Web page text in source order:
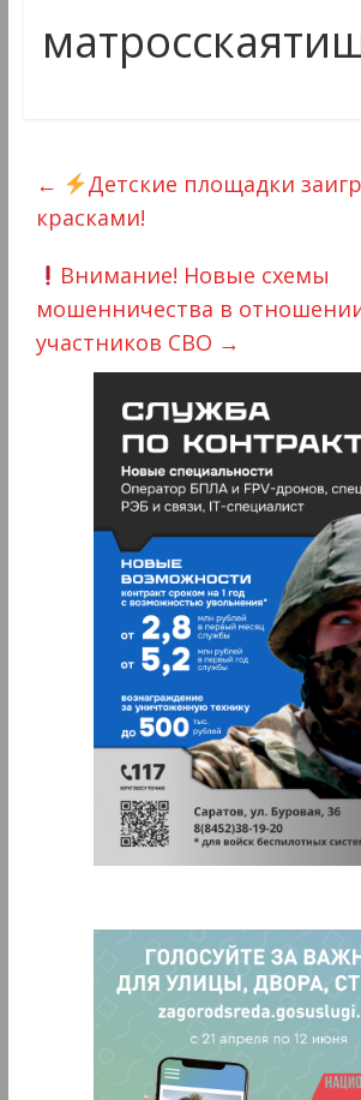
←
Детские площадки
красками!
Внимание! Новые схемы
мошенничества в
участников СВО →